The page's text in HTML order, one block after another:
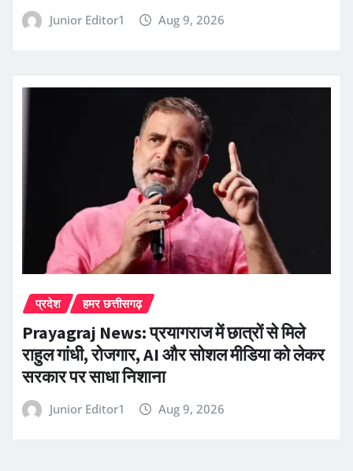
Junior Editor1 Aug 9, 2026
प्रदेश हमर छत्तीसगढ़
Prayagraj News: प्रयागराज में छात्रों से मिले
राहुल गांधी, रोजगार, AI और सोशल मीडिया को लेकर
सरकार पर साधा निशाना
Junior Editor1 Aug 9, 2026